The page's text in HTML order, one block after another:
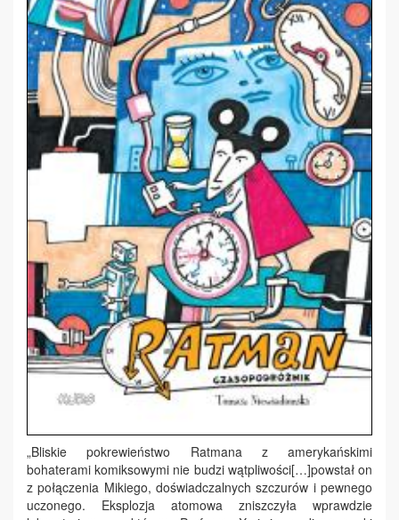
„Bliskie pokrewieństwo Ratmana z amerykańskimi
bohaterami komiksowymi nie budzi wątpliwości[…]powstał on
z połączenia Mikiego, doświadczalnych szczurów i pewnego
uczonego. Eksplozja atomowa zniszczyła wprawdzie